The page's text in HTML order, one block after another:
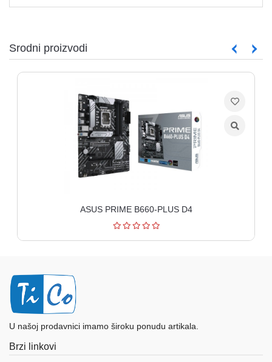
Srodni proizvodi
GIGABYTE H610I DDR4
U našoj prodavnici imamo široku ponudu artikala.
Brzi linkovi